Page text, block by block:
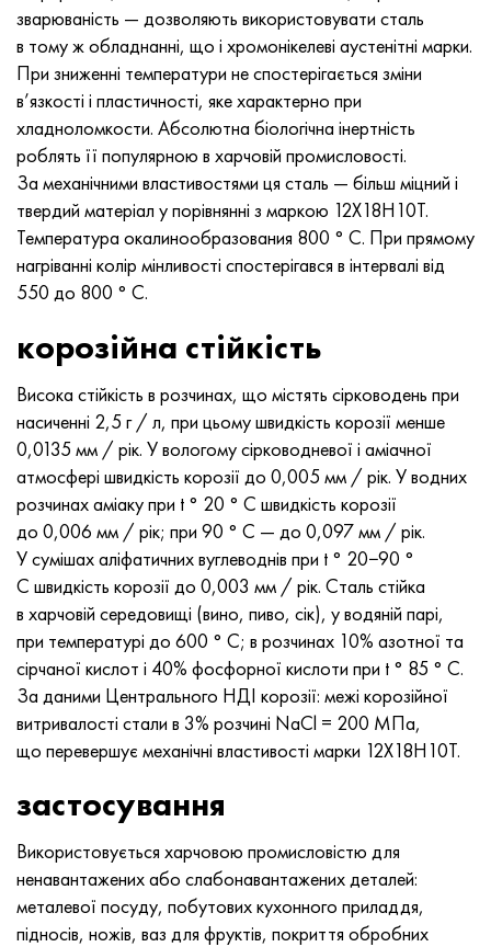
зварюваність — дозволяють використовувати сталь
в тому ж обладнанні, що і хромонікелеві аустенітні марки.
При зниженні температури не спостерігається зміни
в’язкості і пластичності, яке характерно при
хладноломкости. Абсолютна біологічна інертність
роблять її популярною в харчовій промисловості.
За механічними властивостями ця сталь — більш міцний і
твердий матеріал у порівнянні з маркою 12Х18Н10Т.
Температура окалинообразования 800 ° C. При прямому
нагріванні колір мінливості спостерігався в інтервалі від
550 до 800 ° C.
корозійна стійкість
Висока стійкість в розчинах, що містять сірководень при
насиченні 2,5 г / л, при цьому швидкість корозії менше
0,0135 мм / рік. У вологому сірководневої і аміачної
атмосфері швидкість корозії до 0,005 мм / рік. У водних
розчинах аміаку при t ° 20 ° C швидкість корозії
до 0,006 мм / рік; при 90 ° C — до 0,097 мм / рік.
У сумішах аліфатичних вуглеводнів при t ° 20−90 °
С швидкість корозії до 0,003 мм / рік. Сталь стійка
в харчовій середовищі (вино, пиво, сік), у водяній парі,
при температурі до 600 ° С; в розчинах 10% азотної та
сірчаної кислот і 40% фосфорної кислоти при t ° 85 ° C.
За даними Центрального НДІ корозії: межі корозійної
витривалості стали в 3% розчині NaCl = 200 МПа,
що перевершує механічні властивості марки 12Х18Н10Т.
застосування
Використовується харчовою промисловістю для
ненавантажених або слабонавантажених деталей:
металевої посуду, побутових кухонного приладдя,
підносів, ножів, ваз для фруктів, покриття обробних
Нимоник 90
Нимоник 263
Haynes 25
Хайнс 188
Haynes 230
Хастеллой b2
Хастеллой b3
Хастеллой c4
Хастеллой c22
Хастеллой C-276
Хастеллой C2000
Хастеллой 3
Хастеллой x
Удимет 500
Труба прецизійна
Лист, круг, дріт Н70МФВ
AM-350 - ams 5548
AM-355 - ams 5547
Сustom 450® - uns S45000
Greek Ascoloy 418
Труба корозійно-стійка
45Х14Н14В2М
50Х14МФ
65Х13
90Х18МФ
95Х18
ас35г2, 36smnpb14, 1.0765
38х2н2ма, 34CrNiMo6, 40NiCrMo7
40хн2ма, 34CrNiMo4, 36hnm
38ХС, 37hs
38ХА, 37Cr4, aisi 5135
38ХН3МФА, 35nicrmov12-5
40Г, 40Mn4, aisi 1035
38ХМ, 42CrMo4, aisi 1.7225
40ХН, 36NiCr6, aisi 3135
40ХФА, 1.7223, aisi 4142
45Х, 45h, 1.7035
45ХН2МФА, k2425, 45hnmf
А40Г, 44smn28, 1.0762, 46s20